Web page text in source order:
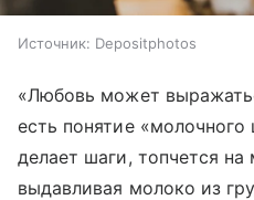
Источник: Depositphotos
«Любовь может
есть понятие
делает шаги, топчется на
выдавливая молоко из